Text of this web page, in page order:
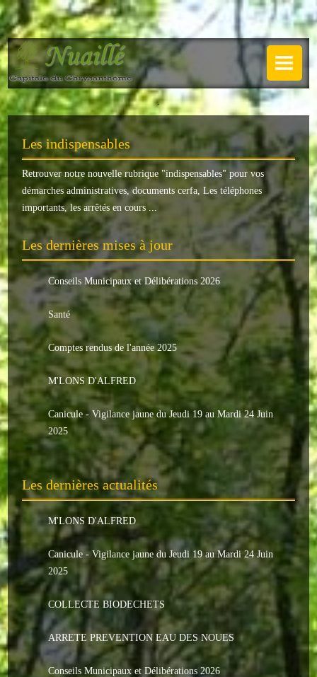
NUAILLÉ
Plan de Nuaillé
Sentiers pédestres
Guide annuel
Histoire
Galerie
LA MAIRIE
Horaires
Agence postale
Le conseil municipal
Les élus
Les commissions
Les comptes rendus
Le personnel communal
L'Echo de Nuaillé
Tarifs et locations
Galeries photos
INDISPENSABLES
Nouveaux arrivants
Le PACS
Voter
.
Les indispensables
Retrouver notre nouvelle rubrique "indispensables" pour vos
démarches administratives, documents cerfa, Les téléphones
importants, les arrêtés en cours ...
Les dernières mises à jour
Conseils Municipaux et Délibérations 2026
Santé
Comptes rendus de l'année 2025
M'LONS D'ALFRED
Canicule - Vigilance jaune du Jeudi 19 au Mardi 24 Juin
2025
Les dernières actualités
M'LONS D'ALFRED
Canicule - Vigilance jaune du Jeudi 19 au Mardi 24 Juin
2025
COLLECTE BIODECHETS
ARRETE PREVENTION EAU DES NOUES
Conseils Municipaux et Délibérations 2026